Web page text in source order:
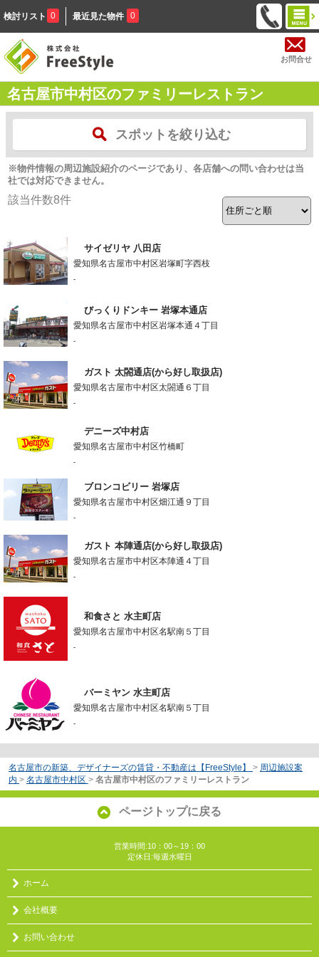
検討リスト 0 最近見た物件 0
お問合せ
名古屋市中村区のファミリーレストラン
スポットを絞り込む
※物件情報の周辺施設紹介のページであり、各店舗への問い合わせは当
社では対応できません。
該当件数8件
サイゼリヤ 八田店
愛知県名古屋市中村区岩塚町字西枝
-
びっくりドンキー 岩塚本通店
愛知県名古屋市中村区岩塚本通４丁目
-
ガスト 太閤通店(から好し取扱店)
愛知県名古屋市中村区太閤通６丁目
-
デニーズ中村店
愛知県名古屋市中村区竹橋町
-
ブロンコビリー 岩塚店
愛知県名古屋市中村区畑江通９丁目
-
ガスト 本陣通店(から好し取扱店)
愛知県名古屋市中村区本陣通４丁目
-
和食さと 水主町店
愛知県名古屋市中村区名駅南５丁目
-
バーミヤン 水主町店
愛知県名古屋市中村区名駅南５丁目
-
名古屋市の新築、デザイナーズの賃貸・不動産は【FreeStyle】 > 周辺施設案
内 > 名古屋市中村区 > 名古屋市中村区のファミリーレストラン
ページトップに戻る
営業時間:10：00～19：00
定休日:毎週水曜日
ホーム
会社概要
お問い合わせ